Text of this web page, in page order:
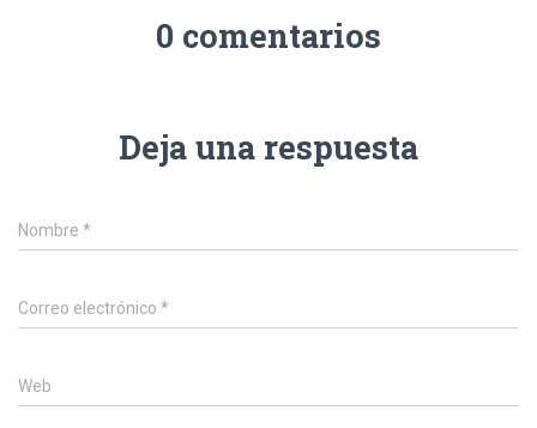
0 comentarios
Deja una respuesta
Nombre *
Correo electrónico *
Web